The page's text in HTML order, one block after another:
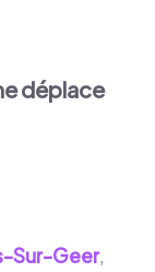
déplace
Sur-Geer,